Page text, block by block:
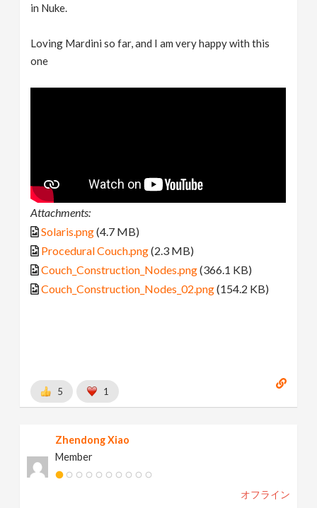
in Nuke.
Loving Mardini so far, and I am very happy with this
one
Attachments:
Solaris.png(4.7 MB)
Procedural Couch.png(2.3 MB)
Couch_Construction_Nodes.png(366.1 KB)
Couch_Construction_Nodes_02.png(154.2 KB)
5 1
Zhendong Xiao
Member
オフライン